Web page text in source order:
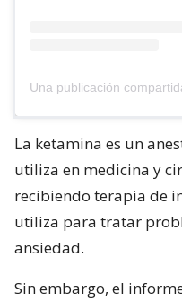
La ketamina es un
utiliza en medicina y
recibiendo terapia de
utiliza para tratar
ansiedad.
Sin embargo, el